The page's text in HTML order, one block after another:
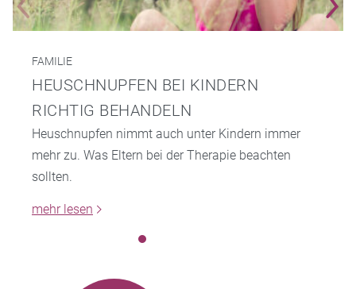
FAMILIE
HEUSCHNUPFEN BEI KINDERN
RICHTIG BEHANDELN
Heuschnupfen nimmt auch unter Kindern immer
mehr zu. Was Eltern bei der Therapie beachten
sollten.
mehr lesen